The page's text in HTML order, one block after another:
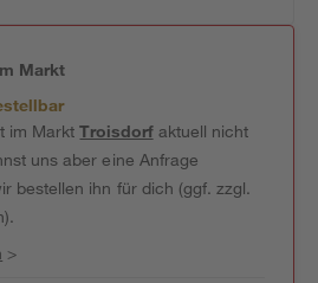
Markt
im MarktTroisdorfaktuell nicht
uns aber eine Anfrage
bestellen ihn für dich (ggf. zzgl.
>